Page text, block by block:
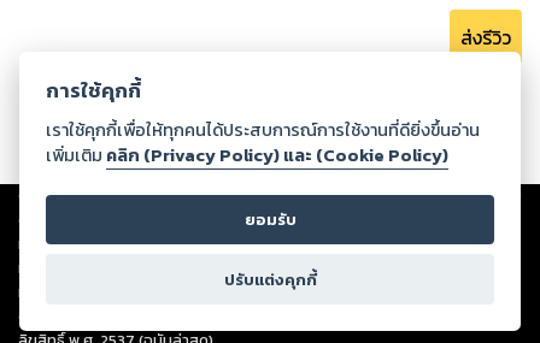
เข้าไปใกล้ เพราะกลัวจะถูกลากไปปรุงโอสถตั้งแต่หัวยันเท้า
การไปในครั้งนี้ จะเป็นการพิสูจน์ข่าวลือ ว่าเป็นเรื่องจริงหรือเท็จกัน
โอสถกันท่าไหน อีกทั้งพวกสินค้าใหม่ นิยายใหม่ เกมใหม่จะเป็นอะไร
นั้น โปรดติดตามได้ใน เถ้าแก่ขั้นเทพเล่ม 15 นี้
ตอนที่เริ่มต้น - สิ้นสุด: 1693-1796
ส่งรีวิว
Copyright ©2026Storylog Co., Ltd. - สตอรี่ล็อกขอสงวนสิทธิ์ไม่รับผิดชอบ
ต่อผลงานหรือเนื้อหาใดที่อัปโหลดผ่านเว็บไซต์และปรากฏว่าละเมิดสิทธิใน
ทรัพย์สินทางปัญญาของบุคคลอื่นหรือขัดต่อกฎหมายและศีลธรรม ดังนั้น ผู้อ่าน
ทุกท่านโปรดใช้วิจารณญาณในการกลั่นกรองด้วยตนเอง และหากท่านพบว่าส่วน
หนึ่งส่วนใดขัดต่อกฎหมายและศีลธรรม กรุณาแจ้งมายังบริษัท เพื่อทีมงานจะได้
ดำเนินการในทันที ทั้งนี้ ทางสตอรี่ล็อกขอสงวนลิขสิทธิ์ตามพระราชบัญญัติ
การใช้คุกกี้
เราใช้คุกกี้เพื่อให้ทุกคนได้ประสบการณ์การใช้งานที่ดียิ่งขึ้นอ่าน
เพิ่มเติม คลิก (Privacy Policy) และ (Cookie Policy)
ยอมรับ
ปรับแต่งคุกกี้